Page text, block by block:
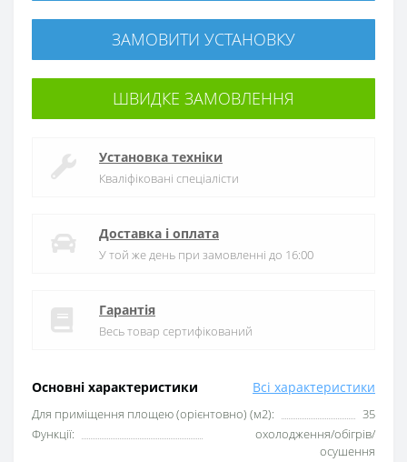
Основні характеристики Всі характеристики
Для приміщення площею (орієнтовно) (м2):
35
Функції:
охолодження/обігрів/
осушення
ЗАМОВИТИ УСТАНОВКУ
ШВИДКЕ ЗАМОВЛЕННЯ
Установка техніки
Кваліфіковані спеціалісти
Доставка і оплата
У той же день при замовленні до 16:00
Гарантія
Весь товар сертифікований